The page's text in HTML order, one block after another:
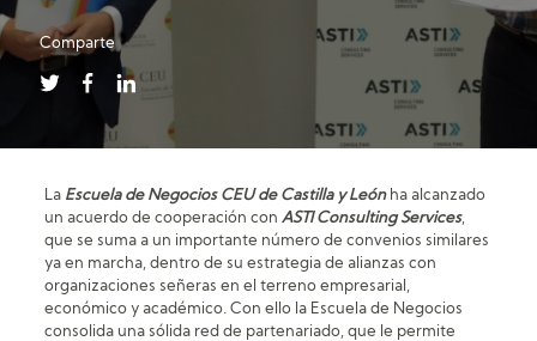
Comparte
La Escuela de Negocios CEU de Castilla y Leónha alcanzado
un acuerdo de cooperación con ASTI Consulting Services,
que se suma a un importante número de convenios similares
ya en marcha, dentro de su estrategia de alianzas con
organizaciones señeras en el terreno empresarial,
económico y académico. Con ello la Escuela de Negocios
consolida una sólida red de partenariado, que le permite